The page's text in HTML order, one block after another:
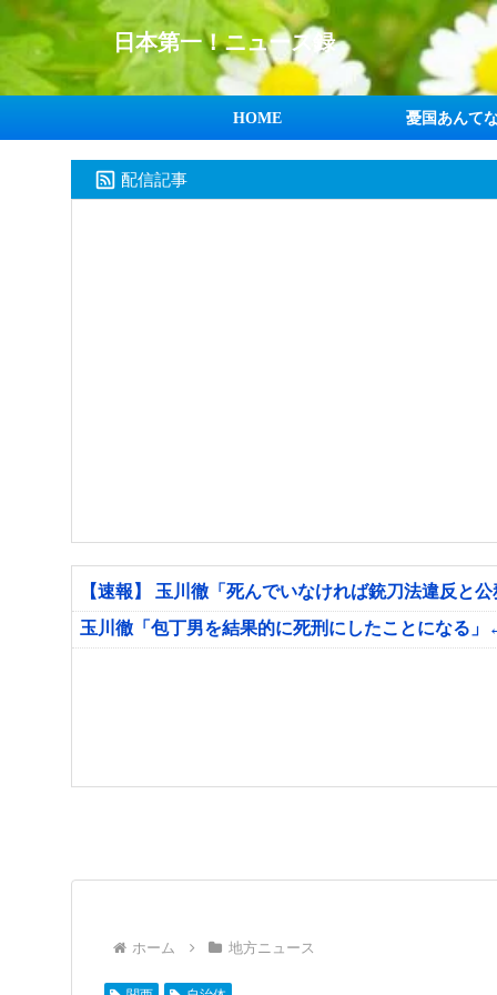
日本第一！ニュース録
HOME 憂国あんて
配信記事
【速報】 玉川徹「死んでいなければ銃刀法違反と
玉川徹「包丁男を結果的に死刑にしたことになる
ホーム 地方ニュース